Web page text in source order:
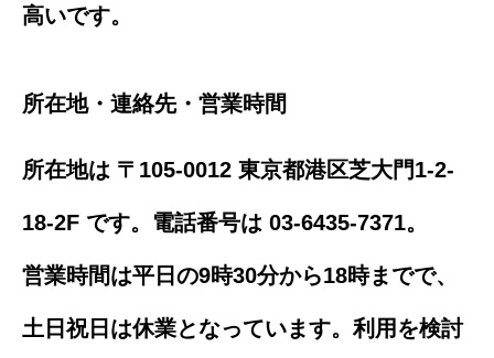
高いです。
所在地・連絡先・営業時間
所在地は 〒105-0012 東京都港区芝大門1-2-
18-2F です。電話番号は 03-6435-7371。
営業時間は平日の9時30分から18時までで、
土日祝日は休業となっています。利用を検討